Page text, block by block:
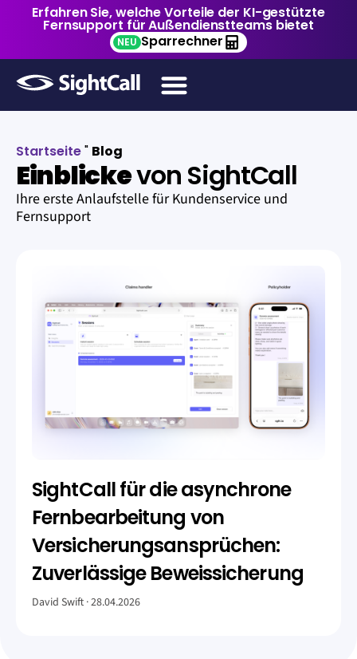
Erfahren Sie, welche Vorteile der KI-gestützte
Fernsupport für Außendienstteams bietet
NEU Sparrechner
Startseite" Blog
Einblickevon SightCall
Ihre erste Anlaufstelle für Kundenservice und
Fernsupport
SightCall für die asynchrone
Fernbearbeitung von
Versicherungsansprüchen:
Zuverlässige Beweissicherung
David Swift 28.04.2026